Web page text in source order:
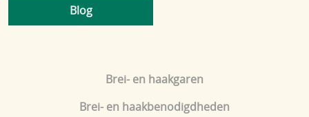
Brei- en haakgaren
Brei- en haakbenodigdheden
Blog